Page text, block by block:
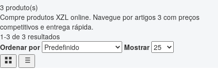
3 produto(s)
Compre produtos XZL online. Navegue por artigos 3 com preços
competitivos e entrega rápida.
1-3 de 3 resultados
Ordenar por
Mostrar